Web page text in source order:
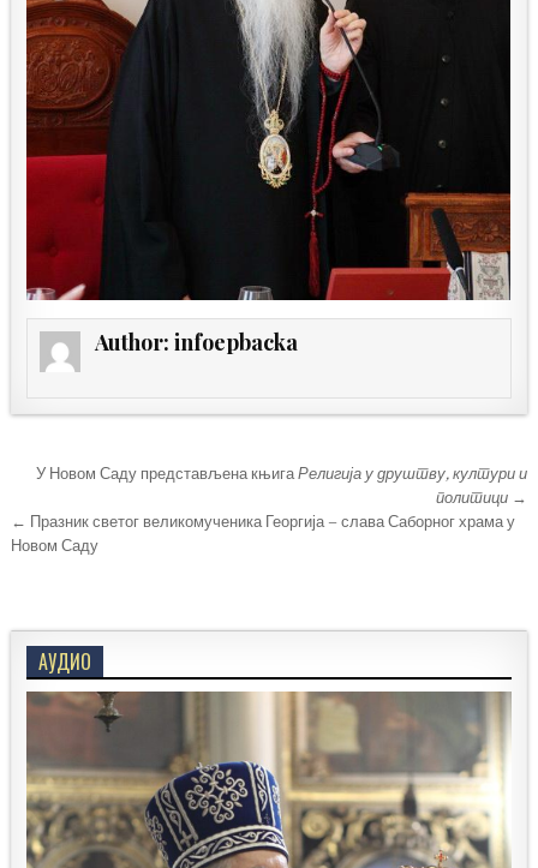
Author:infoepbacka
Кретање
чланка
У Новом Саду представљена књигаРелигија у друштву, култури и
политици→
← Празник светог великомученика Георгија – слава Саборног храма у
Новом Саду
АУДИО